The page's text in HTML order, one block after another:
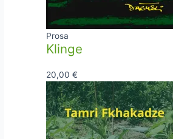
Prosa
Klinge
20,00 €